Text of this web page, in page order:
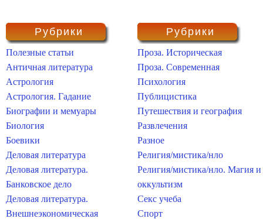
Рубрики
Полезные статьи
Античная литература
Астрология
Астрология. Гадание
Биографии и мемуары
Биология
Боевики
Деловая литература
Деловая литература.
Банковское дело
Деловая литература.
Внешнеэкономическая
Рубрики
Проза. Историческая
Проза. Современная
Психология
Публицистика
Путешествия и география
Развлечения
Разное
Религия/мистика/нло
Религия/мистика/нло. Магия и
оккультизм
Секс учеба
Спорт